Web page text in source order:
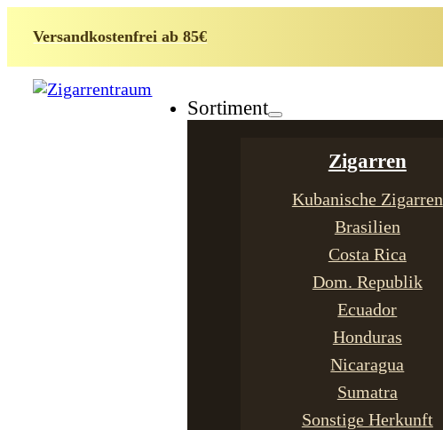
Versandkostenfrei ab 85€
Sortiment
Zigarren
Kubanische Zigarren
Brasilien
Costa Rica
Dom. Republik
Ecuador
Honduras
Nicaragua
Sumatra
Sonstige Herkunft